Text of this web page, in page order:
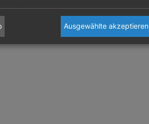
Ausgewählte akzeptieren